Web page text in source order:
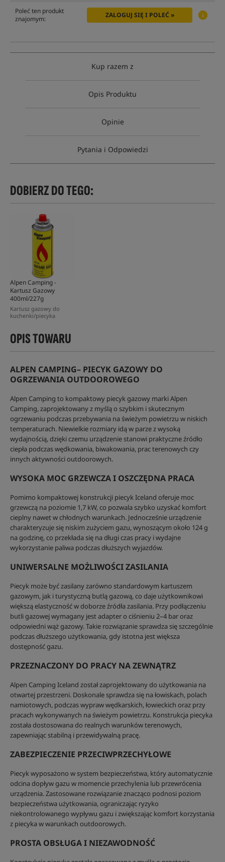
Poleć ten produkt
znajomym:
ZALOGUJ SIĘ I POLEĆ »
Kup razem z
Opis Produktu
Opinie
Pytania i Odpowiedzi
DOBIERZ DO TEGO:
Alpen Camping -
Kartusz Gazowy
400ml/227g
Kartusz gazowy do
kuchenki/piecyka
OPIS TOWARU
ALPEN CAMPING– PIECYK GAZOWY DO
OGRZEWANIA OUTDOOROWEGO
Alpen Camping to kompaktowy piecyk gazowy marki Alpen
Camping, zaprojektowany z myślą o szybkim i skutecznym
ogrzewaniu podczas przebywania na świeżym powietrzu w niskich
temperaturach. Niewielkie rozmiary idą w parze z wysoką
wydajnością, dzięki czemu urządzenie stanowi praktyczne źródło
ciepła podczas wędkowania, biwakowania, prac terenowych czy
innych aktywności outdoorowych.
WYSOKA MOC GRZEWCZA I OSZCZĘDNA PRACA
Pomimo kompaktowej konstrukcji piecyk Iceland oferuje moc
grzewczą na poziomie 1,7 kW, co pozwala szybko uzyskać komfort
cieplny nawet w chłodnych warunkach. Jednocześnie urządzenie
charakteryzuje się niskim zużyciem gazu, wynoszącym około 124 g
na godzinę, co przekłada się na długi czas pracy i wydajne
wykorzystanie paliwa podczas dłuższych wyjazdów.
UNIWERSALNE MOŻLIWOŚCI ZASILANIA
Piecyk może być zasilany zarówno standardowym kartuszem
gazowym, jak i turystyczną butlą gazową, co daje użytkownikowi
większą elastyczność w doborze źródła zasilania. Przy podłączeniu
butli gazowej wymagany jest adapter o ciśnieniu 2–4 bar oraz
odpowiedni wąż gazowy. Takie rozwiązanie sprawdza się szczególnie
podczas dłuższego użytkowania, gdy istotna jest większa
dostępność gazu.
PRZEZNACZONY DO PRACY NA ZEWNĄTRZ
Alpen Camping Iceland został zaprojektowany do użytkowania na
otwartej przestrzeni. Doskonale sprawdza się na łowiskach, polach
namiotowych, podczas wypraw wędkarskich, łowieckich oraz przy
pracach wykonywanych na świeżym powietrzu. Konstrukcja piecyka
została dostosowana do realnych warunków terenowych,
zapewniając stabilną i przewidywalną pracę.
ZABEZPIECZENIE PRZECIWPRZECHYŁOWE
Piecyk wyposażono w system bezpieczeństwa, który automatycznie
odcina dopływ gazu w momencie przechylenia lub przewrócenia
urządzenia. Zastosowane rozwiązanie znacząco podnosi poziom
bezpieczeństwa użytkowania, ograniczając ryzyko
niekontrolowanego wypływu gazu i zwiększając komfort korzystania
z piecyka w warunkach outdoorowych.
PROSTA OBSŁUGA I NIEZAWODNOŚĆ